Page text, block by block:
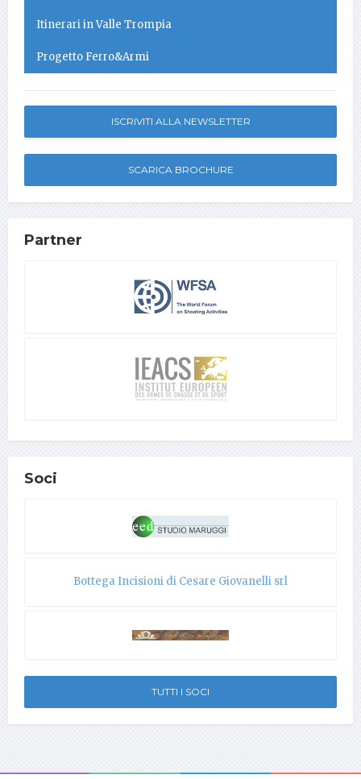
Itinerari in Valle Trompia
Progetto Ferro&Armi
ISCRIVITI ALLA NEWSLETTER
SCARICA BROCHURE
Partner
Soci
Bottega Incisioni di Cesare Giovanelli srl
TUTTI I SOCI